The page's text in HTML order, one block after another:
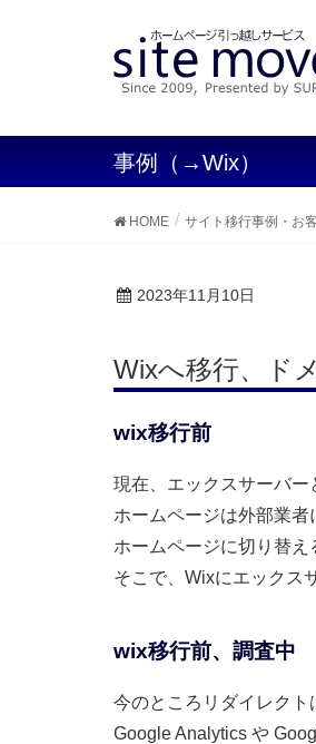
事例（→Wix）
HOME サイト移行事例・お
2023年11月10日
Wixへ移行、ド
wix移行前
現在、エックスサーバー
ホームページは外部業
ホームページに切り替え
そこで、Wixにエックス
wix移行前、調査中
今のところリダイレクト
Google Analytics や